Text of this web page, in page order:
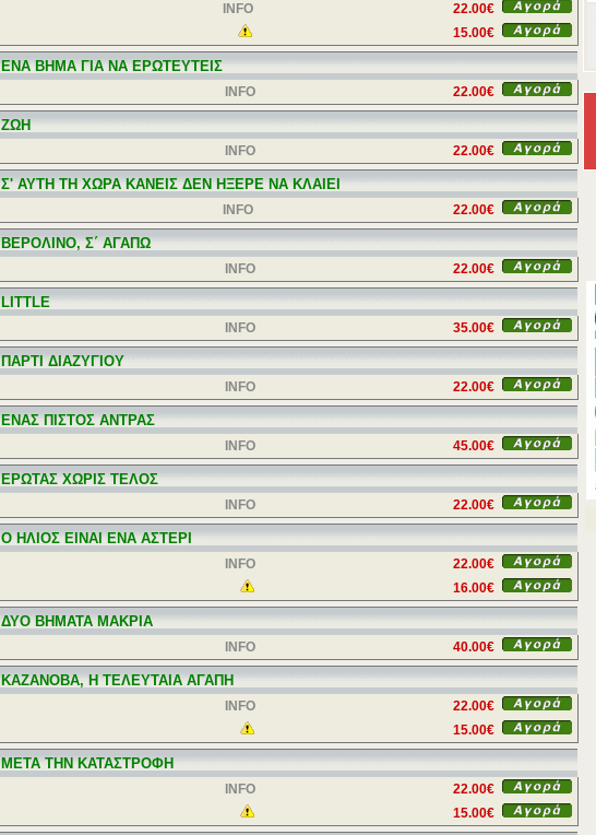
INFO
22.00€
15.00€
ΕΝΑ ΒΗΜΑ ΓΙΑ ΝΑ ΕΡΩΤΕΥΤΕΙΣ
INFO 22.00€
ΖΩΗ
INFO 22.00€
Σ' ΑΥΤΗ ΤΗ ΧΩΡΑ ΚΑΝΕΙΣ ΔΕΝ ΗΞΕΡΕ ΝΑ ΚΛΑΙΕΙ
INFO 22.00€
ΒΕΡΟΛΙΝΟ, Σ΄ ΑΓΑΠΩ
INFO 22.00€
LITTLE
INFO 35.00€
ΠΑΡΤΙ ΔΙΑΖΥΓΙΟΥ
INFO 22.00€
ΕΝΑΣ ΠΙΣΤΟΣ ΑΝΤΡΑΣ
INFO 45.00€
ΕΡΩΤΑΣ ΧΩΡΙΣ ΤΕΛΟΣ
INFO 22.00€
Ο ΗΛΙΟΣ ΕΙΝΑΙ ΕΝΑ ΑΣΤΕΡΙ
INFO
22.00€
16.00€
ΔΥΟ ΒΗΜΑΤΑ ΜΑΚΡΙΑ
INFO 40.00€
ΚΑΖΑΝΟΒΑ, Η ΤΕΛΕΥΤΑΙΑ ΑΓΑΠΗ
INFO
22.00€
15.00€
ΜΕΤΑ ΤΗΝ ΚΑΤΑΣΤΡΟΦΗ
INFO
22.00€
15.00€